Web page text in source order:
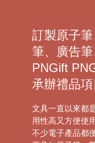
訂製原子
筆、廣告筆
PNGift
承辦禮品項
文具一直以來都
用性高又方便使
不少電子產品都